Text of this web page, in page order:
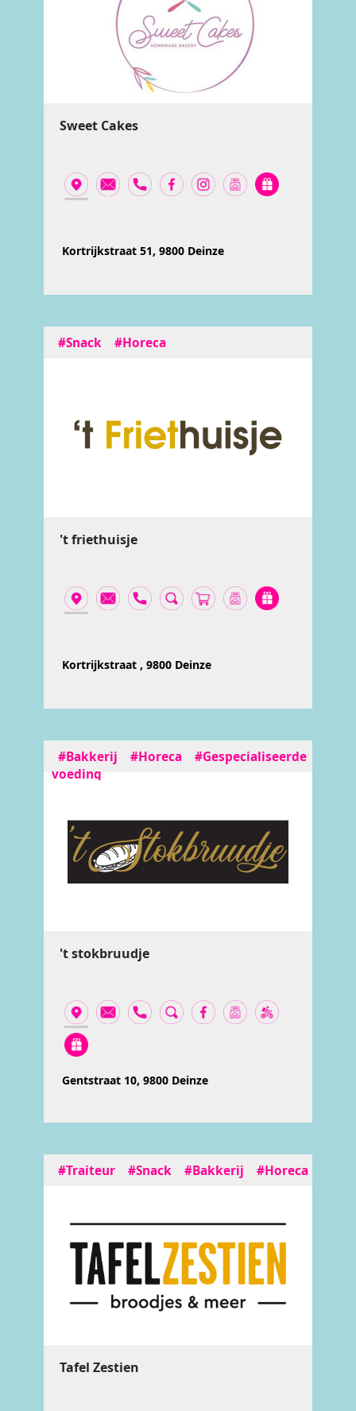
Sweet Cakes
Kortrijkstraat 51, 9800 Deinze
#Snack #Horeca
't friethuisje
Kortrijkstraat , 9800 Deinze
#Bakkerij #Horeca
#Gespecialiseerde
voeding
't stokbruudje
Gentstraat 10, 9800 Deinze
#Traiteur #Snack #Bakkerij #Horeca
Tafel Zestien